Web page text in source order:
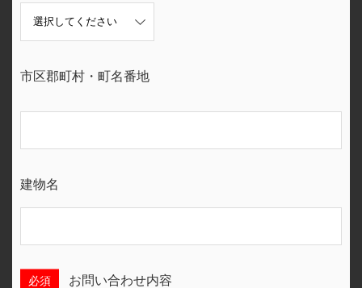
市区郡町村・町名番地
建物名
お問い合わせ内容
必須